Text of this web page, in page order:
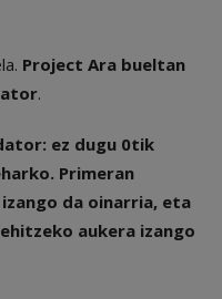
Project Ara bueltan
.
ez dugu 0tik
Primeran
da oinarria, eta
aukera izango